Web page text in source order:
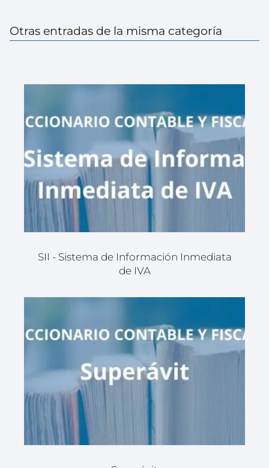
Otras entradas de la misma categoría
SII - Sistema de Información Inmediata
de IVA